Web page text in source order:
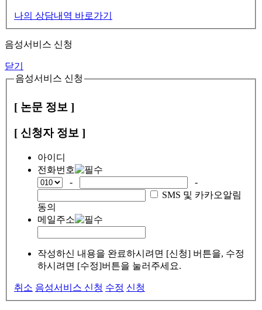
나의 상담내역 바로가기
음성서비스 신청
닫기
음성서비스 신청
[ 논문 정보 ]
[ 신청자 정보 ]
아이디
전화번호
-
-
SMS 및 카카오알림
동의
메일주소
작성하신 내용을 완료하시려면 [신청] 버튼을, 수정
하시려면 [수정]버튼을 눌러주세요.
취소 음성서비스 신청 수정 신청